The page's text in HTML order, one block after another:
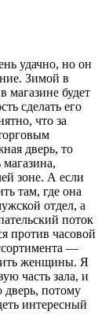
удачно, но он
Зимой в
магазине будет
сделать его
что за
дверь, то
зоне. А если
там, где она
отдел, а
поток
против часовой
—
женщины. Я
часть зала, и
дверь, потому
интересный